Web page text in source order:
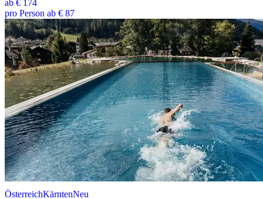
ab € 174
pro Person ab € 87
ÖsterreichKärntenNeu